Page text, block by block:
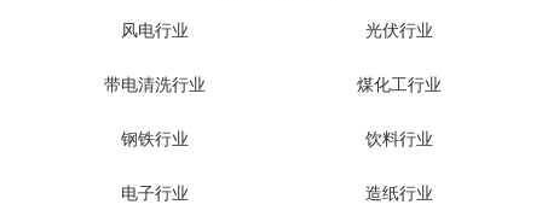
风电行业 光伏行业
带电清洗行业 煤化工行业
钢铁行业 饮料行业
电子行业 造纸行业